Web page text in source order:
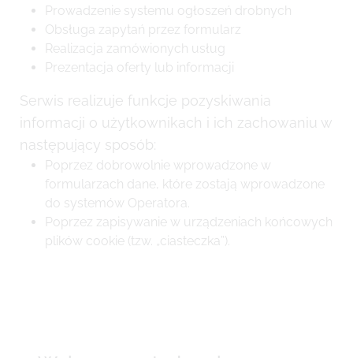
Prowadzenie systemu ogłoszeń drobnych
Obsługa zapytań przez formularz
Realizacja zamówionych usług
Prezentacja oferty lub informacji
Serwis realizuje funkcje pozyskiwania
informacji o użytkownikach i ich zachowaniu w
następujący sposób:
Poprzez dobrowolnie wprowadzone w
formularzach dane, które zostają wprowadzone
do systemów Operatora.
Poprzez zapisywanie w urządzeniach końcowych
plików cookie (tzw. „ciasteczka”).